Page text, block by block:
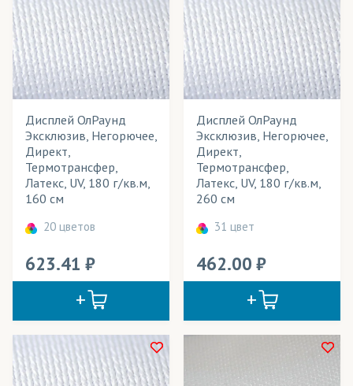
Сувениры
Сумки
Театральные декорации
Театральные костюмы
Текстильные обои
Тенты для летних кафе
Уличные конструкции
Фартуки
Флаги
Флаги интерьерные
Флаги уличные
Флажки
Фотошторы
Дисплей ОлРаунд
Эксклюзив, Негорючее,
Директ,
Термотрансфер,
Латекс, UV, 180 г/кв.м,
160 см
20 цветов
623.41
Дисплей ОлРаунд
Эксклюзив, Негорючее,
Директ,
Термотрансфер,
Латекс, UV, 180 г/кв.м,
260 см
31 цвет
462.00